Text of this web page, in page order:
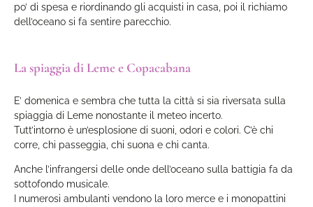
po’ di spesa e riordinando gli acquisti in casa, poi il richiamo
dell’oceano si fa sentire parecchio.
La spiaggia di Leme e Copacabana
E’ domenica e sembra che tutta la città si sia riversata sulla
spiaggia di Leme nonostante il meteo incerto.
Tutt’intorno è un’esplosione di suoni, odori e colori. C’è chi
corre, chi passeggia, chi suona e chi canta.
Anche l’infrangersi delle onde dell’oceano sulla battigia fa da
sottofondo musicale.
I numerosi ambulanti vendono la loro merce e i monopattini